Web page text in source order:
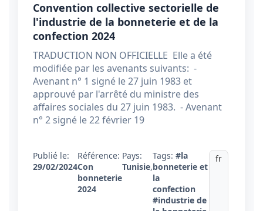
Convention collective sectorielle de
l'industrie de la bonneterie et de la
confection 2024
TRADUCTION NON OFFICIELLE Elle a été
modifiée par les avenants suivants: -
Avenant n° 1 signé le 27 juin 1983 et
approuvé par l'arrêté du ministre des
affaires sociales du 27 juin 1983. - Avenant
n° 2 signé le 22 février 19
Publié le:
29/02/2024
Référence:
Con
bonneterie
2024
Pays:
Tunisie,
Tags: #la
bonneterie et
la
confection
#industrie de
fr